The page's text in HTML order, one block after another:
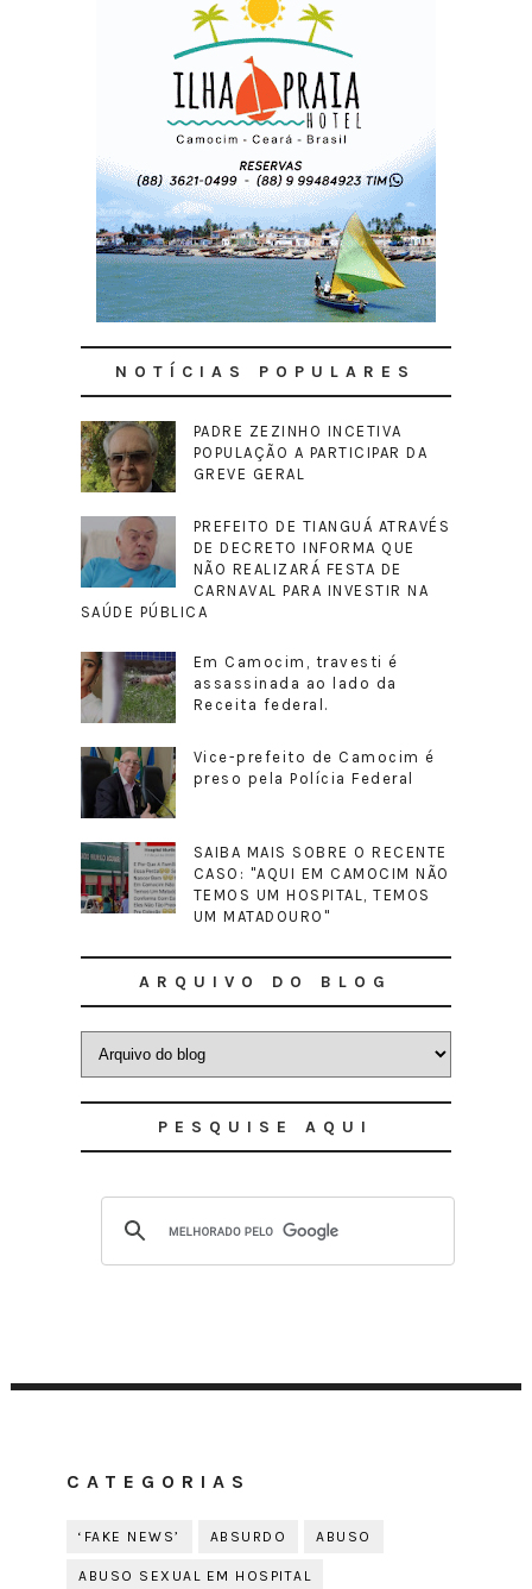
NOTÍCIAS POPULARES
PADRE ZEZINHO INCETIVA
POPULAÇÃO A PARTICIPAR DA
GREVE GERAL
PREFEITO DE TIANGUÁ ATRAVÉS
DE DECRETO INFORMA QUE
NÃO REALIZARÁ FESTA DE
CARNAVAL PARA INVESTIR NA
SAÚDE PÚBLICA
Em Camocim, travesti é
assassinada ao lado da
Receita federal.
Vice-prefeito de Camocim é
preso pela Polícia Federal
SAIBA MAIS SOBRE O RECENTE
CASO: "AQUI EM CAMOCIM NÃO
TEMOS UM HOSPITAL, TEMOS
UM MATADOURO"
ARQUIVO DO BLOG
PESQUISE AQUI
CATEGORIAS
‘FAKE NEWS’ ABSURDO ABUSO
ABUSO SEXUAL EM HOSPITAL